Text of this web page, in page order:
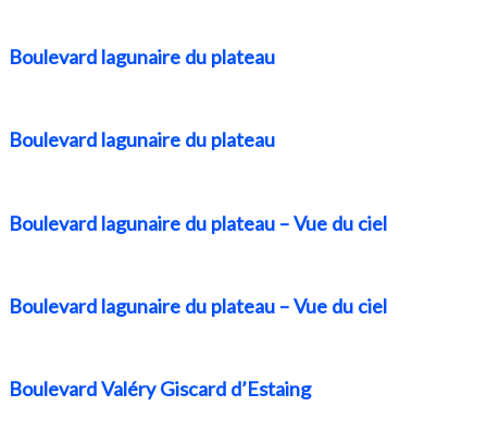
Boulevard lagunaire du plateau
Boulevard lagunaire du plateau
Boulevard lagunaire du plateau – Vue du ciel
Boulevard lagunaire du plateau – Vue du ciel
Boulevard Valéry Giscard d’Estaing